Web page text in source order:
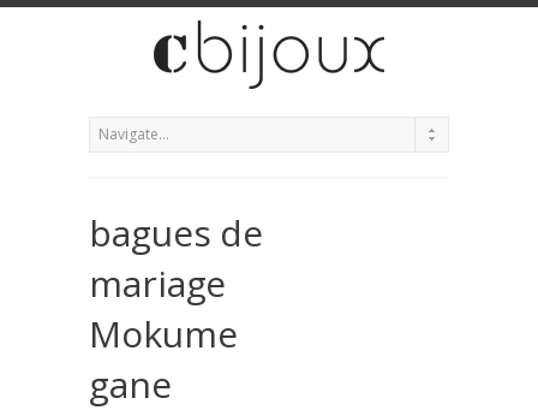
bagues de
mariage
Mokume
gane